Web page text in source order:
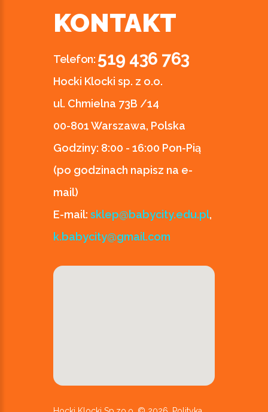
KONTAKT
Telefon: 519 436 763
Hocki Klocki sp. z o.o.
ul. Chmielna 73B /14
00-801 Warszawa, Polska
Godziny: 8:00 - 16:00 Pon-Pią
(po godzinach napisz na e-
mail)
E-mail: sklep@babycity.edu.pl,
k.babycity@gmail.com